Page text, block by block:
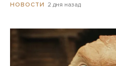
НОВОСТИ 2 дня назад